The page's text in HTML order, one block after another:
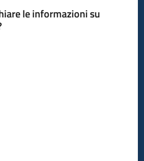
le informazioni su